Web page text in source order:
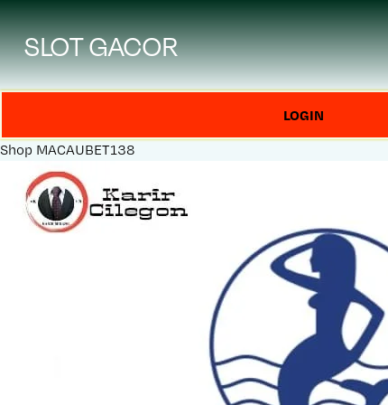
SLOT GACOR
LOGIN
Shop MACAUBET138